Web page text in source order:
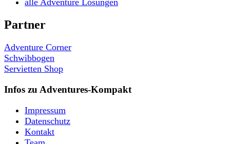
alle Adventure Lösungen
Partner
Adventure Corner
Schwibbogen
Servietten Shop
Infos zu Adventures-Kompakt
Impressum
Datenschutz
Kontakt